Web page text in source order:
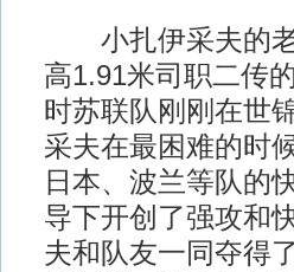
小扎伊采夫的老
高1.91米司职二传
时苏联队刚刚在世
采夫在最困难的时
日本、波兰等队的
导下开创了强攻和
夫和队友一同夺得